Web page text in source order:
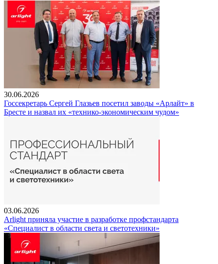
30.06.2026
Госсекретарь Сергей Глазьев посетил заводы «Арлайт» в
Бресте и назвал их «технико-экономическим чудом»
03.06.2026
Arlight приняла участие в разработке профстандарта
«Специалист в области света и светотехники»